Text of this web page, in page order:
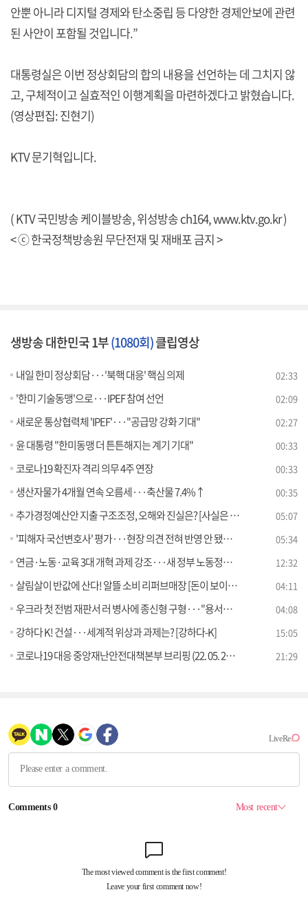
안뿐 아니라 디지털 경제와 탄소중립 등 다양한 경제안보에 관련
된 사안이 포함될 것입니다.”
대통령실은 이번 정상회담의 합의 내용을 선언하는 데 그치지 않
고, 구체적이고 실효적인 이행계획을 마련하겠다고 밝혔습니다.
(영상편집: 진현기)
KTV 문기혁입니다.
( KTV 국민방송 케이블방송, 위성방송 ch164,www.ktv.go.kr)
< ⓒ 한국정책방송원 무단전재 및 재배포 금지 >
생방송 대한민국 1부(1080회)클립영상
내일 한미 정상회담···'북핵 대응' 핵심 의제 02:33
'한미 기술동맹'으로···IPEF 참여 선언 02:09
새로운 통상협력체 'IPEF'···"공급망 강화 기대" 02:27
윤 대통령 "한미동맹 더 튼튼해지는 계기 기대" 00:33
코로나19 확진자 격리 의무 4주 연장 00:33
생산자물가 4개월 연속 오름세···축산물 7.4%↑ 00:35
추가경정예산안 지출 구조조정, 오해와 진실은? [사실은 이렇습니다] 05:07
'피해자 국선변호사' 평가···현장 의견 전혀 반영 안 됐다? [사실은 이렇습니다] 05:34
연금·노동·교육 3대 개혁 과제 강조···새 정부 노동정책 방향성은? 12:32
살림살이 반값에 산다! 알뜰 소비 리퍼브매장 [돈이 보이는 VCR] 04:11
우크라 첫 전범 재판서 러 병사에 종신형 구형···"용서해달라" [월드 투데이] 04:08
강하다 K! 건설···세계적 위상과 과제는? [강하다-K] 15:05
코로나19 대응 중앙재난안전대책본부 브리핑 (22. 05. 20. 11시) 21:29